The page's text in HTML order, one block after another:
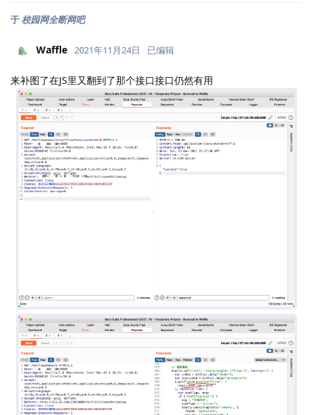
于校园网全断网吧
Waffle 2021年11月24日 已编辑
来补图了在JS里又翻到了那个接口接口仍然有用